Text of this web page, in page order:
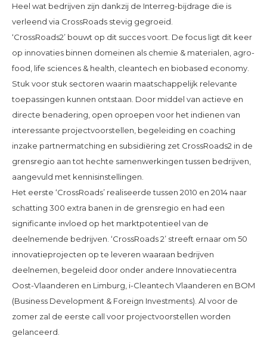
Heel wat bedrijven zijn dankzij de Interreg-bijdrage die is
verleend via CrossRoads stevig gegroeid.
‘CrossRoads2’ bouwt op dit succes voort. De focus ligt dit keer
op innovaties binnen domeinen als chemie & materialen, agro-
food, life sciences & health, cleantech en biobased economy.
Stuk voor stuk sectoren waarin maatschappelijk relevante
toepassingen kunnen ontstaan. Door middel van actieve en
directe benadering, open oproepen voor het indienen van
interessante projectvoorstellen, begeleiding en coaching
inzake partnermatching en subsidiëring zet CrossRoads2 in de
grensregio aan tot hechte samenwerkingen tussen bedrijven,
aangevuld met kennisinstellingen.
Het eerste ‘CrossRoads’ realiseerde tussen 2010 en 2014 naar
schatting 300 extra banen in de grensregio en had een
significante invloed op het marktpotentieel van de
deelnemende bedrijven. ‘CrossRoads 2’ streeft ernaar om 50
innovatieprojecten op te leveren waaraan bedrijven
deelnemen, begeleid door onder andere Innovatiecentra
Oost-Vlaanderen en Limburg, i-Cleantech Vlaanderen en BOM
(Business Development & Foreign Investments). Al voor de
zomer zal de eerste call voor projectvoorstellen worden
gelanceerd.